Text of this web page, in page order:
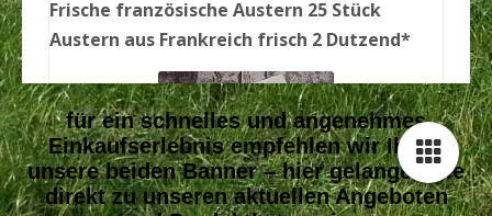
für ein schnelles und angenehmes
Einkaufserlebnis empfehlen wir Ihnen
unsere beiden Banner – hier gelangen Sie
direkt zu unseren aktuellen Angeboten